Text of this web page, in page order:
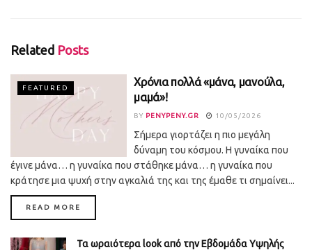
Related Posts
FEATURED
Χρόνια πολλά «μάνα, μανούλα,
μαμά»!
BY PENYPENY.GR 10/05/2026
Σήμερα γιορτάζει η πιο μεγάλη
δύναμη του κόσμου. Η γυναίκα που
έγινε μάνα… η γυναίκα που στάθηκε μάνα… η γυναίκα που
κράτησε μια ψυχή στην αγκαλιά της και της έμαθε τι σημαίνει...
READ MORE
Τα ωραιότερα look από την Εβδομάδα Υψηλής